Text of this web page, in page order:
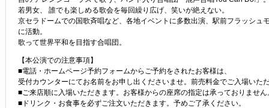
若男女、 誰でも楽しめる歌会を毎回繰り広げ、笑いが絶えない。
京セラドームでの国歌斉唱など、各地イベントに多数出演、駅前フラッシュ
に活動。
歌って世界平和を目指す合唱団。
【本公演での注意事項】
■電話・ホームページ予約フォームからご予約をされたお客様は、
受付カウンターにてお名前をお申し出くださいませ。前売料金でご入場いた
■ご来店順に入場いただきます。お客様からの座席の指定は承っておりません
■ドリンク・お食事を必ずご注文いただきます。予めご了承ください。